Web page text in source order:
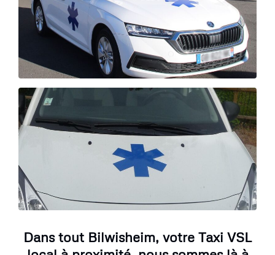
Dans tout Bilwisheim, votre Taxi VSL